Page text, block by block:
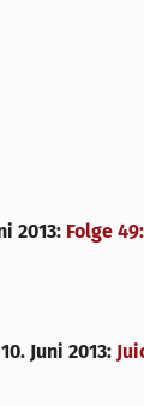
2013: Folge
Juni 2013: